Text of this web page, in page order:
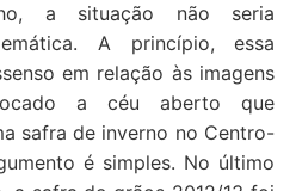
a situação não seria
A princípio, essa
em relação às imagens
a céu aberto que
safra de inverno no Centro-
é simples. No último